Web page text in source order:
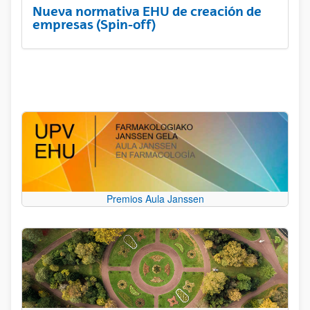
Nueva normativa EHU de creación de
empresas (Spin-off)
Premios Aula Janssen